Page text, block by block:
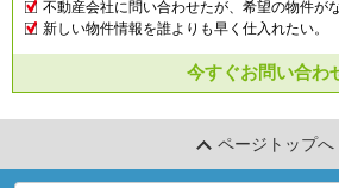
不動産会社に問い合わせたが、希望の物件が
新しい物件情報を誰よりも早く仕入れたい。
今すぐお問い合わ
ページトップへ